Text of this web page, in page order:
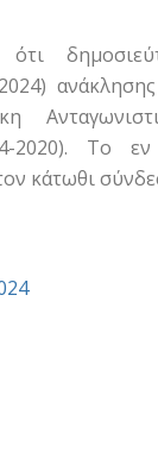
2020). Το
κάτωθι